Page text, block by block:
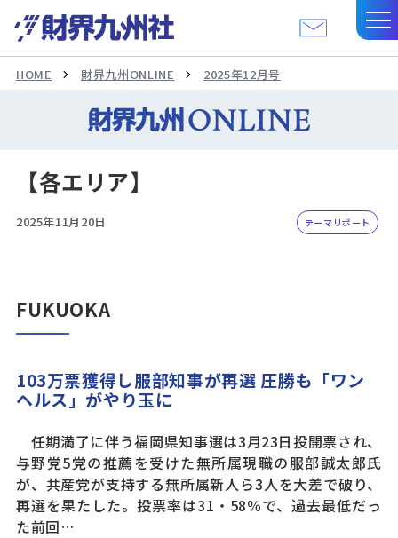
HOME 財界九州ONLINE 2025年12月号
【各エリア】
2025年11月20日 テーマリポート
FUKUOKA
103万票獲得し服部知事が再選 圧勝も「ワン
ヘルス」がやり玉に
任期満了に伴う福岡県知事選は3月23日投開票され、
与野党5党の推薦を受けた無所属現職の服部誠太郎氏
が、共産党が支持する無所属新人ら3人を大差で破り、
再選を果たした。投票率は31・58％で、過去最低だっ
た前回…